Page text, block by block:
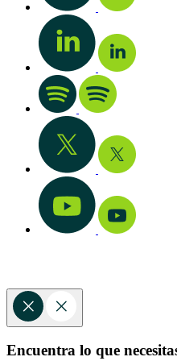
Encuentra lo que